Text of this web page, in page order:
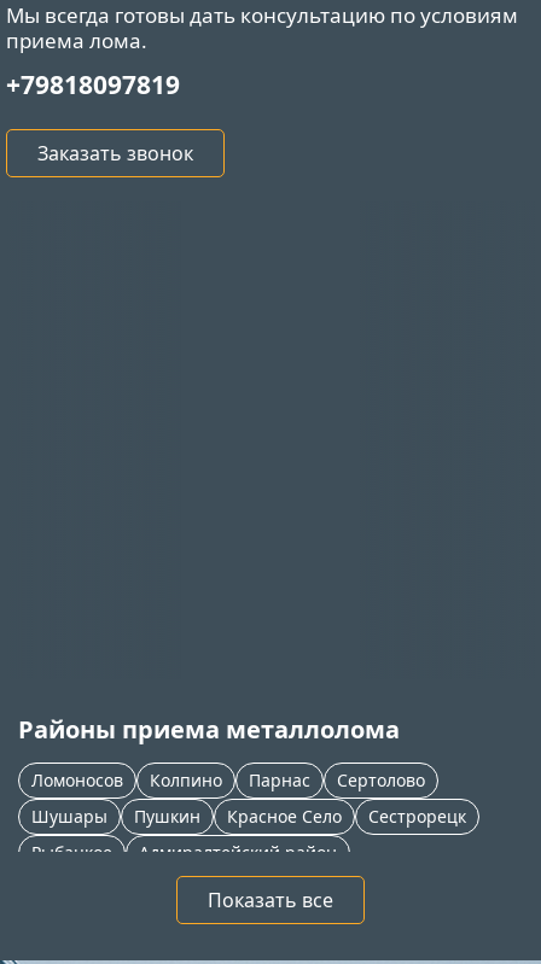
Мы всегда готовы дать консультацию по условиям
приема лома.
+79818097819
Заказать звонок
Районы приема металлолома
Ломоносов Колпино Парнас
Сертолово
Шушары
Пушкин Красное Село
Сестрорецк
Рыбацкое
Адмиралтейский район
Приморский район
Петергоф
Новое Девяткино
Софийская Мга Всеволожск
Показать все